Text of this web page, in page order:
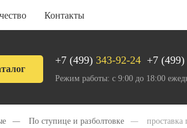
Контакты
+7 (499) 343-92-24 +7 (499)
Режим работы: с 9:00 до 18:00
— По ступице и разболтовке — проставка